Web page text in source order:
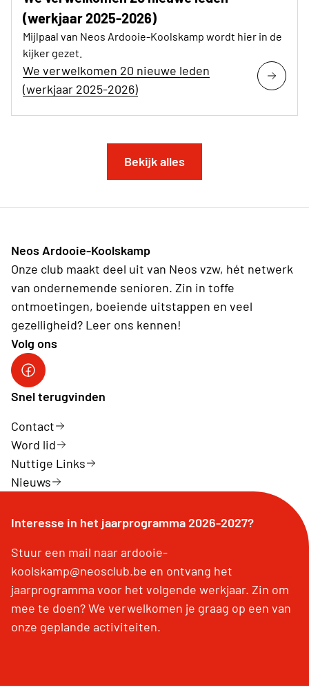
(werkjaar 2025-2026)
Mijlpaal van Neos Ardooie-Koolskamp wordt hier in de
kijker gezet.
We verwelkomen 20 nieuwe leden
(werkjaar 2025-2026)
Bekijk alles
Neos Ardooie-Koolskamp
Onze club maakt deel uit van Neos vzw, hét netwerk
van ondernemende senioren. Zin in toffe
ontmoetingen, boeiende uitstappen en veel
gezelligheid? Leer ons kennen!
Volg ons
Neos Ardooie-Koolskamp
Snel terugvinden
Contact
Word lid
Nuttige Links
Nieuws
Interesse in het jaarprogramma 2026-2027?
Stuur een mail naar ardooie-
koolskamp@neosclub.be en ontvang het
jaarprogramma voor het volgende werkjaar. Zin om
mee te doen? We verwelkomen je graag op een van
onze geplande activiteiten.